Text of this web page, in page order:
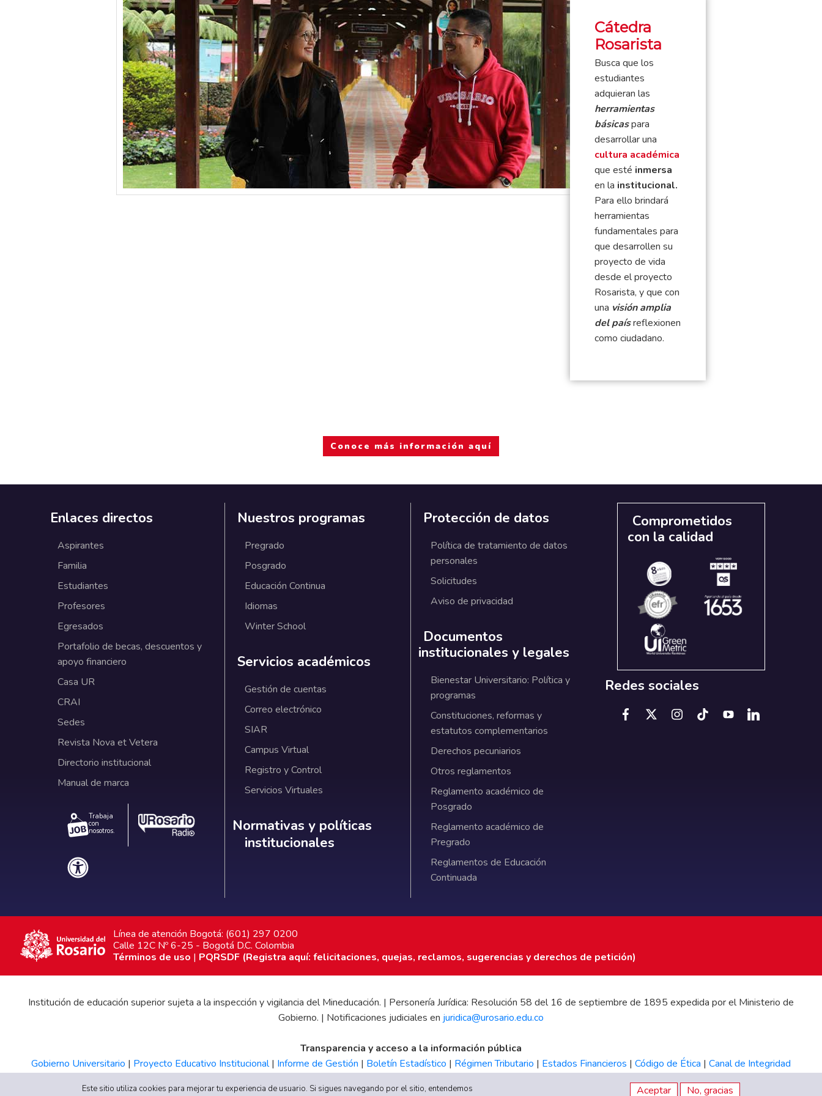
Cátedra
Rosarista
Busca que los
estudiantes
adquieran las
herramientas
básicaspara
desarrollar una
cultura académica
que esté inmersa
en la institucional.
Para ello brindará
herramientas
fundamentales para
que desarrollen su
proyecto de vida
desde el proyecto
Rosarista, y que con
una visión amplia
del paísreflexionen
como ciudadano.
Conoce más información aquí
Enlaces directos
Aspirantes
Familia
Estudiantes
Profesores
Egresados
Portafolio de becas, descuentos y
apoyo financiero
Casa UR
CRAI
Sedes
Revista Nova et Vetera
Directorio institucional
Manual de marca
Trabaja
con
nosotros.
Nuestros programas
Pregrado
Posgrado
Educación Continua
Idiomas
Winter School
Servicios académicos
Gestión de cuentas
Correo electrónico
SIAR
Campus Virtual
Registro y Control
Servicios Virtuales
Normativas y políticas institucionales
Normativas y políticas
institucionales
Protección de datos
Política de tratamiento de datos
personales
Solicitudes
Aviso de privacidad
Documentos
institucionales y legales
Bienestar Universitario: Política y
programas
Constituciones, reformas y
estatutos complementarios
Derechos pecuniarios
Otros reglamentos
Reglamento académico de
Posgrado
Reglamento académico de
Pregrado
Reglamentos de Educación
Continuada
Comprometidos
con la calidad
Redes sociales
Línea de atención Bogotá: (601) 297 0200
Calle 12C Nº 6-25 - Bogotá D.C. Colombia
Términos de uso | PQRSDF (Registra aquí: felicitaciones, quejas, reclamos, sugerencias y derechos de petición)
Institución de educación superior sujeta a la inspección y vigilancia del Mineducación. | Personería Jurídica: Resolución 58 del 16 de septiembre de 1895 expedida por el Ministerio de
Gobierno. | Notificaciones judiciales en juridica@urosario.edu.co
Transparencia y acceso a la información pública
Gobierno Universitario | Proyecto Educativo Institucional| Informe de Gestión | Boletín Estadístico | Régimen Tributario | Estados Financieros | Código de Ética | Canal de Integridad
Este sitio utiliza cookies para mejorar tu experiencia de usuario. Si sigues navegando por el sitio, entendemos
Aceptar No, gracias